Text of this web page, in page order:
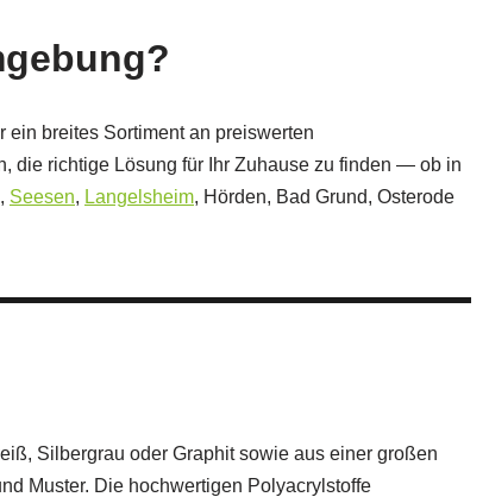
breites Sortiment an preiswerten
die richtige Lösung für Ihr Zuhause zu finden — ob in
, Seesen, Langelsheim, Hörden, Bad Grund, Osterode
Silbergrau oder Graphit sowie aus einer großen
Muster. Die hochwertigen Polyacrylstoffe